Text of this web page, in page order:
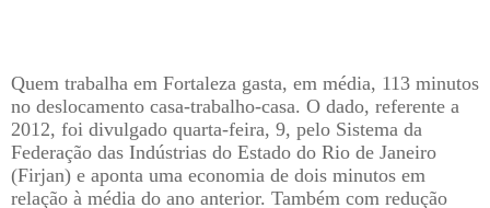
Quem trabalha em Fortaleza gasta, em média, 113 minutos
no deslocamento casa-trabalho-casa. O dado, referente a
2012, foi divulgado quarta-feira, 9, pelo Sistema da
Federação das Indústrias do Estado do Rio de Janeiro
(Firjan) e aponta uma economia de dois minutos em
relação à média do ano anterior. Também com redução